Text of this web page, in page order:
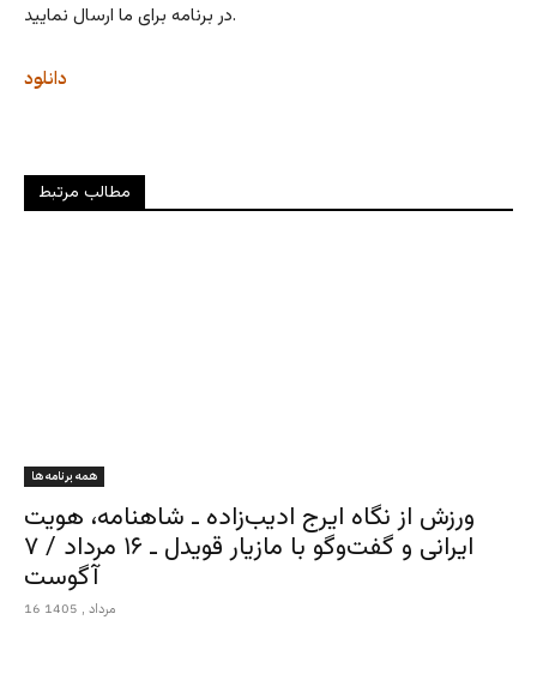
در برنامه برای ما ارسال نمایید.
دانلود
مطالب مرتبط
همه برنامه ها
ورزش از نگاه ایرج ادیب‌زاده ـ شاهنامه، هویت
ایرانی و گفت‌وگو با مازیار قویدل ـ ۱۶ مرداد / ۷
آگوست
16 مرداد , 1405